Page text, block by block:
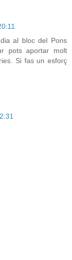
al bloc del Pons
pots aportar molt
Si fas un esforç